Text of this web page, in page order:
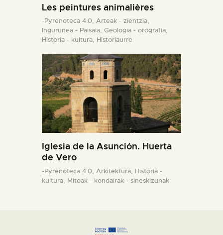
Les peintures animalières
-Pyrenoteca 4.0, Arteak - zientzia,
Ingurunea - Paisaia, Geologia - orografia,
Historia - kultura, Historiaurre
Iglesia de la Asunción. Huerta
de Vero
-Pyrenoteca 4.0, Arkitektura, Historia -
kultura, Mitoak - kondairak - sineskizunak